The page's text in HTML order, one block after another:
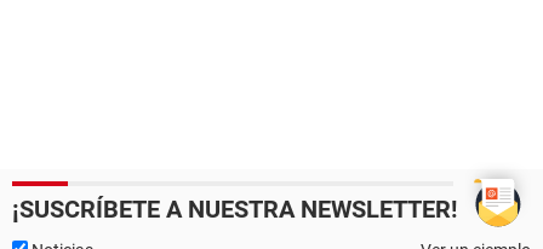
¡SUSCRÍBETE A NUESTRA NEWSLETTER!